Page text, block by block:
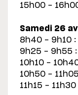
15h00 -
Samedi 26
8h40 - 9h10 :
9h25 - 9h55
10h10 -
10h50 - 11h05
11h15 - 11h30